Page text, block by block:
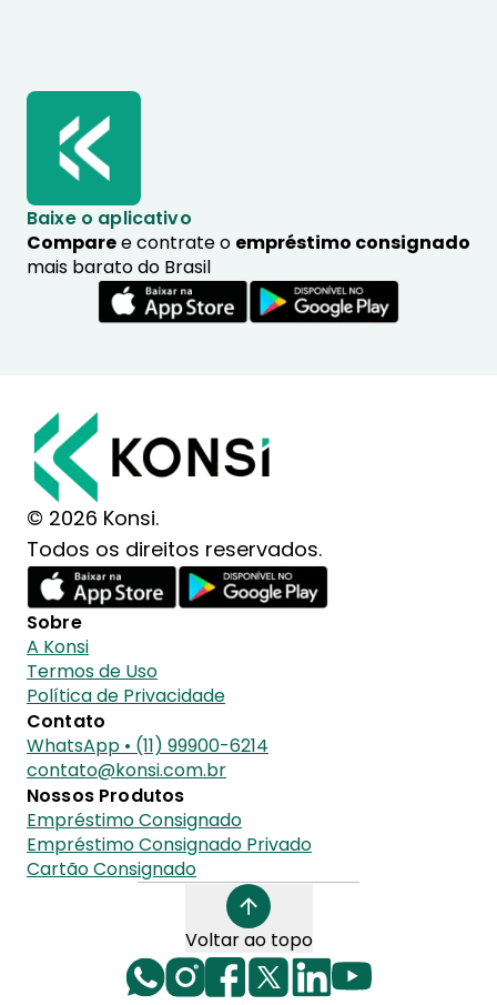
Baixe o aplicativo
Comparee contrate o empréstimo consignado
mais barato do Brasil
© 2026 Konsi.
Todos os direitos reservados.
Sobre
A Konsi
Termos de Uso
Política de Privacidade
Contato
WhatsApp • (11) 99900-6214
contato@konsi.com.br
Nossos Produtos
Empréstimo Consignado
Empréstimo Consignado Privado
Cartão Consignado
Voltar ao topo